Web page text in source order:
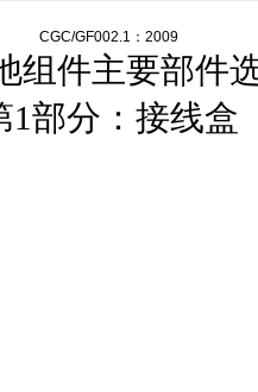
CGC/GF002.1 ： 2009
组件主要部件
1部分：接线盒